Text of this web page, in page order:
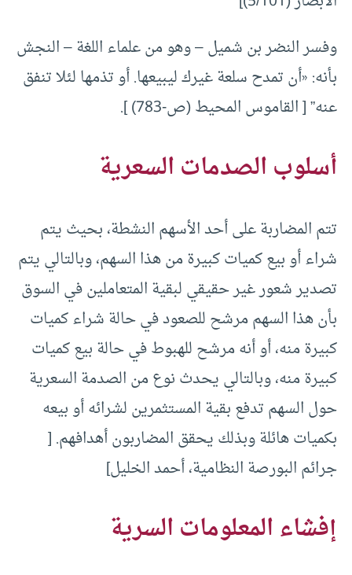
وفسر النضر بن شميل – وهو من علماء اللغة – النجش
بأنه: «أن تمدح سلعة غيرك ليبيعها. أو تذمها لئلا تنفق
عنه” [ القاموس المحيط (ص-783) ].
أسلوب الصدمات السعرية
تتم المضاربة على أحد الأسهم النشطة، بحيث يتم
شراء أو بيع كميات كبيرة من هذا السهم، وبالتالي يتم
تصدير شعور غير حقيقي لبقية المتعاملين في السوق
بأن هذا السهم مرشح للصعود في حالة شراء كميات
كبيرة منه، أو أنه مرشح للهبوط في حالة بيع كميات
كبيرة منه، وبالتالي يحدث نوع من الصدمة السعرية
حول السهم تدفع بقية المستثمرين لشرائه أو بيعه
بكميات هائلة وبذلك يحقق المضاربون أهدافهم. [
جرائم البورصة النظامية، أحمد الخليل]
إفشاء المعلومات السرية